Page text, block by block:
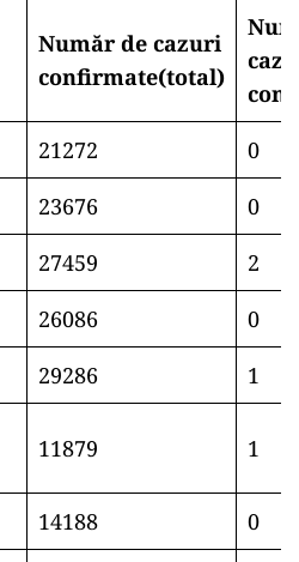
Număr de cazuri
confirmate(total)
21272
0
23676
0
27459
2
26086
0
29286 1
11879 1
14188
0